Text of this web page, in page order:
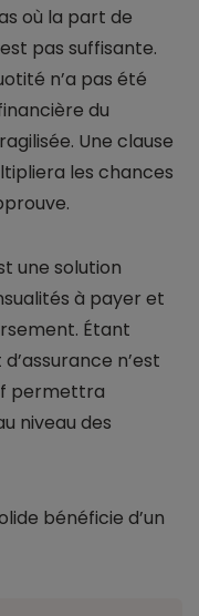
où la part de
pas suffisante.
n’a pas été
du
Une clause
les chances
une solution
à payer et
Étant
n’est
permettra
niveau des
bénéficie d’un